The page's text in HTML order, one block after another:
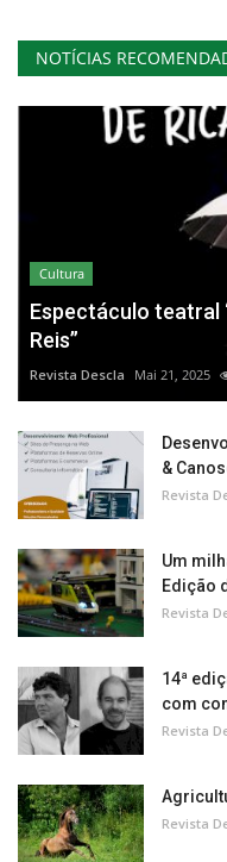
NOTÍCIAS
Cultura
Espectáculo teatral
Reis”
Revista Descla Mai 21, 2025
&
Revista
Um
Edição
Revista
14ª
com
Revista
Revista